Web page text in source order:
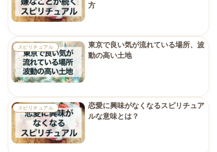
方
スピリチュアル
東京で良い気が流れている場所、波
動の高い土地
スピリチュアル
恋愛に興味がなくなるスピリチュア
ルな意味とは？